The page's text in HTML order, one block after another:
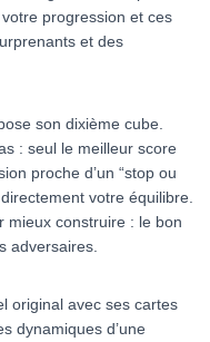
progression et ces
et des
son dixième cube.
: seul le meilleur score
proche d’un “stop ou
votre équilibre.
mieux construire : le bon
adversaires.
original avec ses cartes
dynamiques d’une